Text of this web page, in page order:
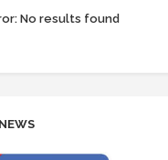
No results found